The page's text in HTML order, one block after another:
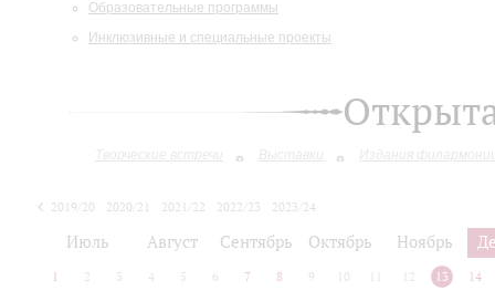
Образовательные программы
Инклюзивные и специальные проекты
Творческие встречи Выставки Издания
2019/20 2020/21 2021/22 2022/23
2023/24
Июль Август Сентябрь Октябрь Ноябрь
1 2 3 4 5 6 7 8 9 10 12 13 14